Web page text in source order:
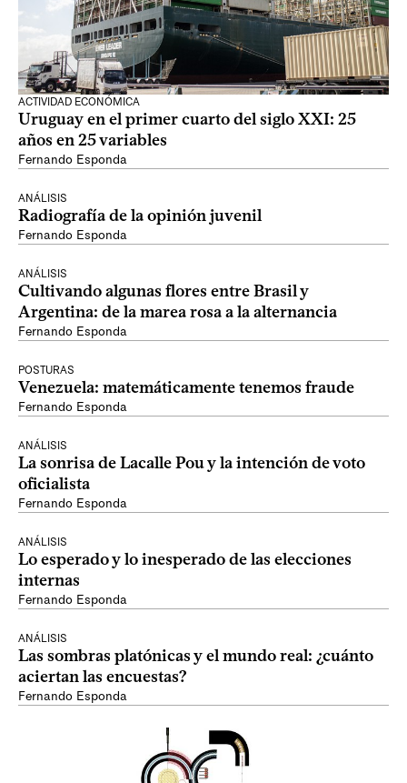
ACTIVIDAD ECONÓMICA
Uruguay en el primer cuarto del siglo XXI: 25
años en 25 variables
Fernando Esponda
ANÁLISIS
Radiografía de la opinión juvenil
Fernando Esponda
ANÁLISIS
Cultivando algunas flores entre Brasil y
Argentina: de la marea rosa a la alternancia
Fernando Esponda
POSTURAS
Venezuela: matemáticamente tenemos fraude
Fernando Esponda
ANÁLISIS
La sonrisa de Lacalle Pou y la intención de voto
oficialista
Fernando Esponda
ANÁLISIS
Lo esperado y lo inesperado de las elecciones
internas
Fernando Esponda
ANÁLISIS
Las sombras platónicas y el mundo real: ¿cuánto
aciertan las encuestas?
Fernando Esponda